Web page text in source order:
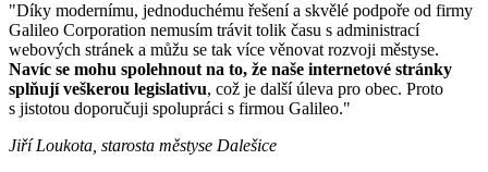
"Díky modernímu, jednoduchému řešení a skvělé podpoře od firmy
Galileo Corporation nemusím trávit tolik času s administrací
webových stránek a můžu se tak více věnovat rozvoji městyse.
Navíc se mohu spolehnout na to, že naše internetové stránky
splňují veškerou legislativu, což je další úleva pro obec. Proto
s jistotou doporučuji spolupráci s firmou Galileo."
Jiří Loukota, starosta městyse Dalešice